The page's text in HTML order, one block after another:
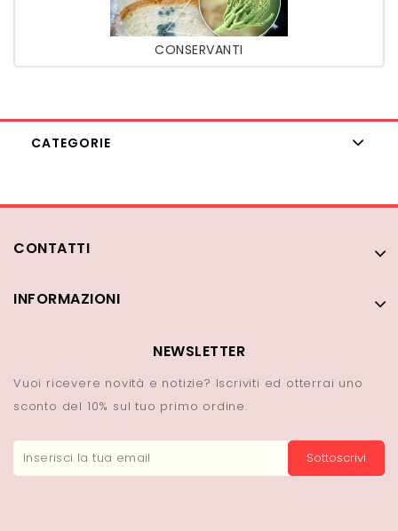
CONSERVANTI
CATEGORIE
CONTATTI
INFORMAZIONI
NEWSLETTER
Vuoi ricevere novità e notizie? Iscriviti ed otterrai uno
sconto del 10% sul tuo primo ordine.
Sottoscrivi